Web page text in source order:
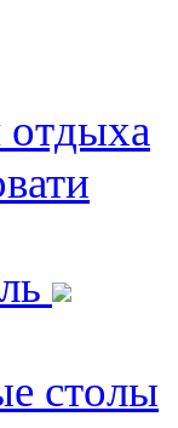
отдыха
столы